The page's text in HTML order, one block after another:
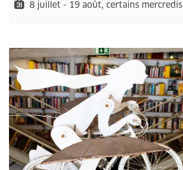
8 juillet - 19 août, certains mercredis